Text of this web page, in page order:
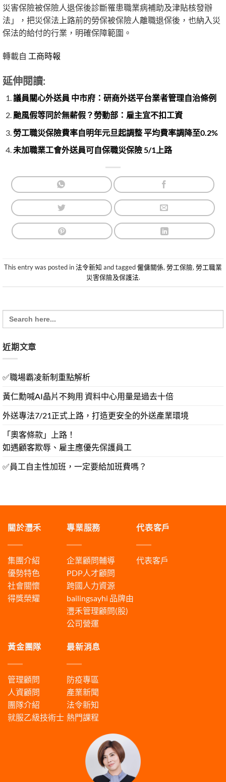
災害保險被保險人退保後診斷罹患職業病補助及津貼核發辦
法」，把災保法上路前的勞保被保險人離職退保後，也納入災
保法的給付的行業，明確保障範圍。
轉載自 工商時報
延伸閱讀:
議員關心外送員 中市府：研商外送平台業者管理自治條例
颱風假等同於無薪假？勞動部：雇主宜不扣工資
勞工職災保險費率自明年元旦起調整 平均費率調降至0.2%
未加職業工會外送員可自保職災保險 5/1上路
This entry was posted in法令新知 and tagged僱傭關係, 勞工保險, 勞工職業
災害保險及保護法.
Search
for:
近期文章
✅職場霸凌新制重點解析
黃仁勳喊AI晶片不夠用 資料中心用量是過去十倍
外送專法7/21正式上路，打造更安全的外送產業環境
「奧客條款」上路！
如遇顧客欺辱、雇主應優先保護員工
✅員工自主性加班，一定要給加班費嗎？
關於灃禾
集團介紹
優勢特色
社會關懷
得獎榮耀
專業服務
企業顧問輔導
PDP人才顧問
跨國人力資源
bailingsayhi 品牌由
灃禾管理顧問(股)
公司營運
代表客戶
代表客戶
黃金團隊
管理顧問
人資顧問
團隊介紹
就服乙級技術士
最新消息
防疫專區
產業新聞
法令新知
熱門課程